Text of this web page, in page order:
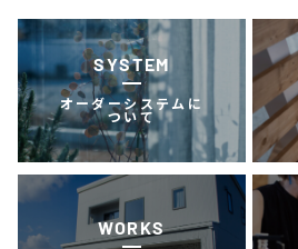
SYSTEM
オーダーシステムに
ついて
WORKS